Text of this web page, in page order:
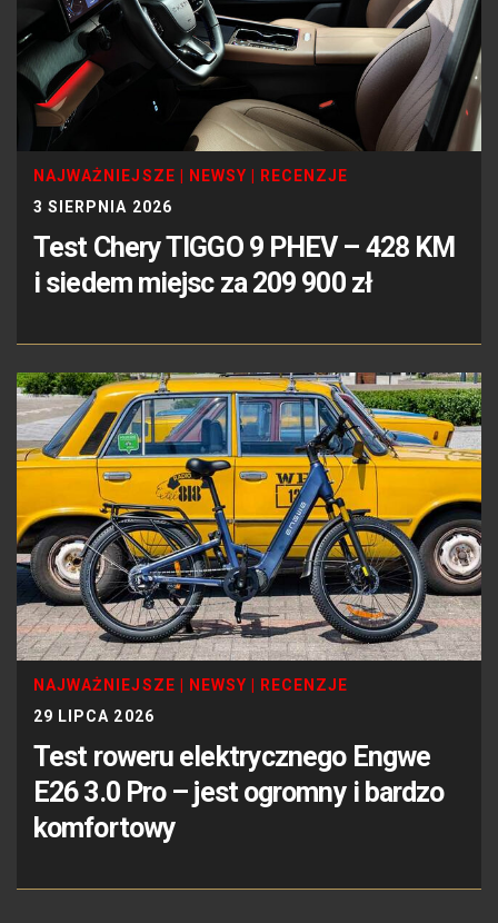
NAJWAŻNIEJSZE | NEWSY | RECENZJE
3 SIERPNIA 2026
Test Chery TIGGO 9 PHEV – 428 KM
i siedem miejsc za 209 900 zł
NAJWAŻNIEJSZE NEWSY
RECENZJE
29 LIPCA 2026
Test roweru elektrycznego Engwe
E26 3.0 Pro – jest ogromny i bardzo
komfortowy